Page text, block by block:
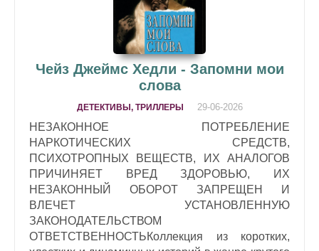
Чейз Джеймс Хедли - Запомни мои
слова
ДЕТЕКТИВЫ, ТРИЛЛЕРЫ 29-06-2026
НЕЗАКОННОЕ ПОТРЕБЛЕНИЕ
НАРКОТИЧЕСКИХ СРЕДСТВ,
ПСИХОТРОПНЫХ ВЕЩЕСТВ, ИХ АНАЛОГОВ
ПРИЧИНЯЕТ ВРЕД ЗДОРОВЬЮ, ИХ
НЕЗАКОННЫЙ ОБОРОТ ЗАПРЕЩЕН И
ВЛЕЧЕТ УСТАНОВЛЕННУЮ
ЗАКОНОДАТЕЛЬСТВОМ
ОТВЕТСТВЕННОСТЬКоллекция из коротких,